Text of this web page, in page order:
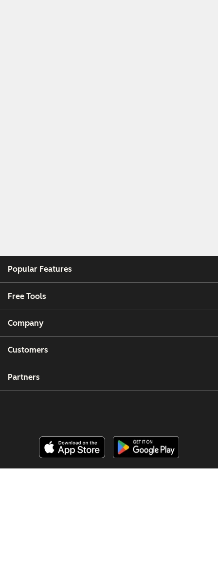
Popular Features
Free Tools
Company
Customers
Partners